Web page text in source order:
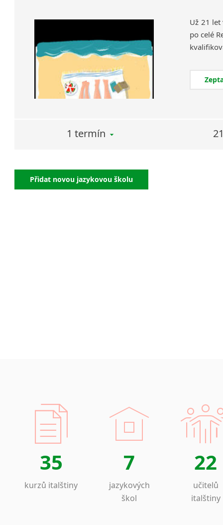
Už 21 let
po celé
1 termín
Přidat novou jazykovou školu
35
kurzů italštiny
7
jazykových
škol
22
učitelů
italštiny